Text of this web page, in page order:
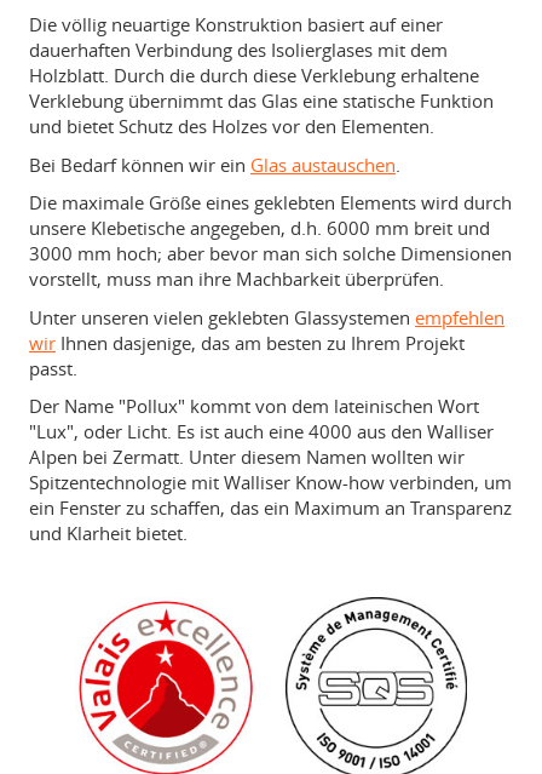
Die völlig neuartige Konstruktion basiert auf einer
dauerhaften Verbindung des Isolierglases mit dem
Holzblatt. Durch die durch diese Verklebung erhaltene
Verklebung übernimmt das Glas eine statische Funktion
und bietet Schutz des Holzes vor den Elementen.
Bei Bedarf können wir ein Glas austauschen
Die maximale Größe eines geklebten Elements wird durch
unsere Klebetische angegeben, d.h. 6000 mm breit und
3000 mm hoch; aber bevor man sich solche Dimensionen
vorstellt, muss man ihre Machbarkeit überprüfen.
Unter unseren vielen geklebten Glassystemen empfehlen
wir Ihnen dasjenige, das am besten zu Ihrem Projekt
passt.
Der Name "Pollux" kommt von dem lateinischen Wort
"Lux", oder Licht. Es ist auch eine 4000 aus den Walliser
Alpen bei Zermatt. Unter diesem Namen wollten wir
Spitzentechnologie mit Walliser Know-how verbinden, um
ein Fenster zu schaffen, das ein Maximum an Transparenz
und Klarheit bietet.